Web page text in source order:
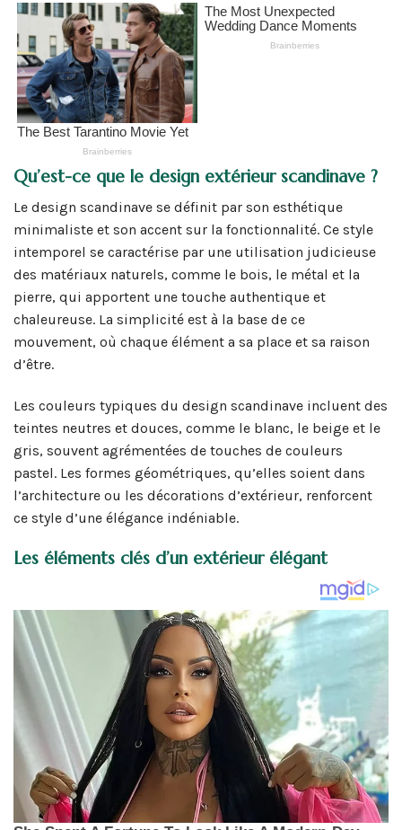
Qu’est-ce que le design extérieur scandinave ?
Le design scandinave se définit par son esthétique
minimaliste et son accent sur la fonctionnalité. Ce style
intemporel se caractérise par une utilisation judicieuse
des matériaux naturels, comme le bois, le métal et la
pierre, qui apportent une touche authentique et
chaleureuse. La simplicité est à la base de ce
mouvement, où chaque élément a sa place et sa raison
d’être.
Les couleurs typiques du design scandinave incluent des
teintes neutres et douces, comme le blanc, le beige et le
gris, souvent agrémentées de touches de couleurs
pastel. Les formes géométriques, qu’elles soient dans
l’architecture ou les décorations d’extérieur, renforcent
ce style d’une élégance indéniable.
Les éléments clés d’un extérieur élégant